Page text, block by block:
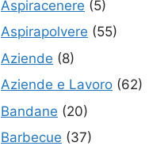
Aspiracenere (5)
Aspirapolvere (55)
Aziende (8)
Aziende e Lavoro (62)
Bandane (20)
Barbecue (37)